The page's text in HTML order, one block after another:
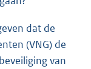
dat de
(VNG) de
van